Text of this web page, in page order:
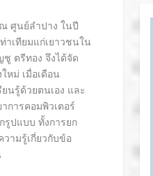
ศูนย์ลำปาง ในปี
เทียมแก่เยาวชนใน
ตรีทอง จึงได้จัด
หม่ เมื่อเดือน
นรู้ด้วยตนเอง และ
การคอมพิวเตอร์
ปแบบ ทั้งการยก
ามรู้เกี่ยวกับข้อ